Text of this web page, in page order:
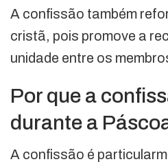
A confissão também
cristã, pois promove a
unidade entre os
Por que a
durante a
A confissão é